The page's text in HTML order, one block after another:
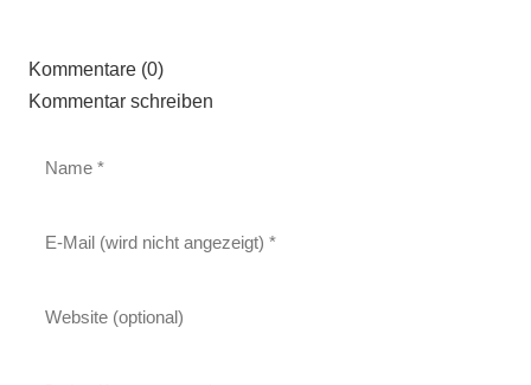
Kommentare (0)
Kommentar schreiben